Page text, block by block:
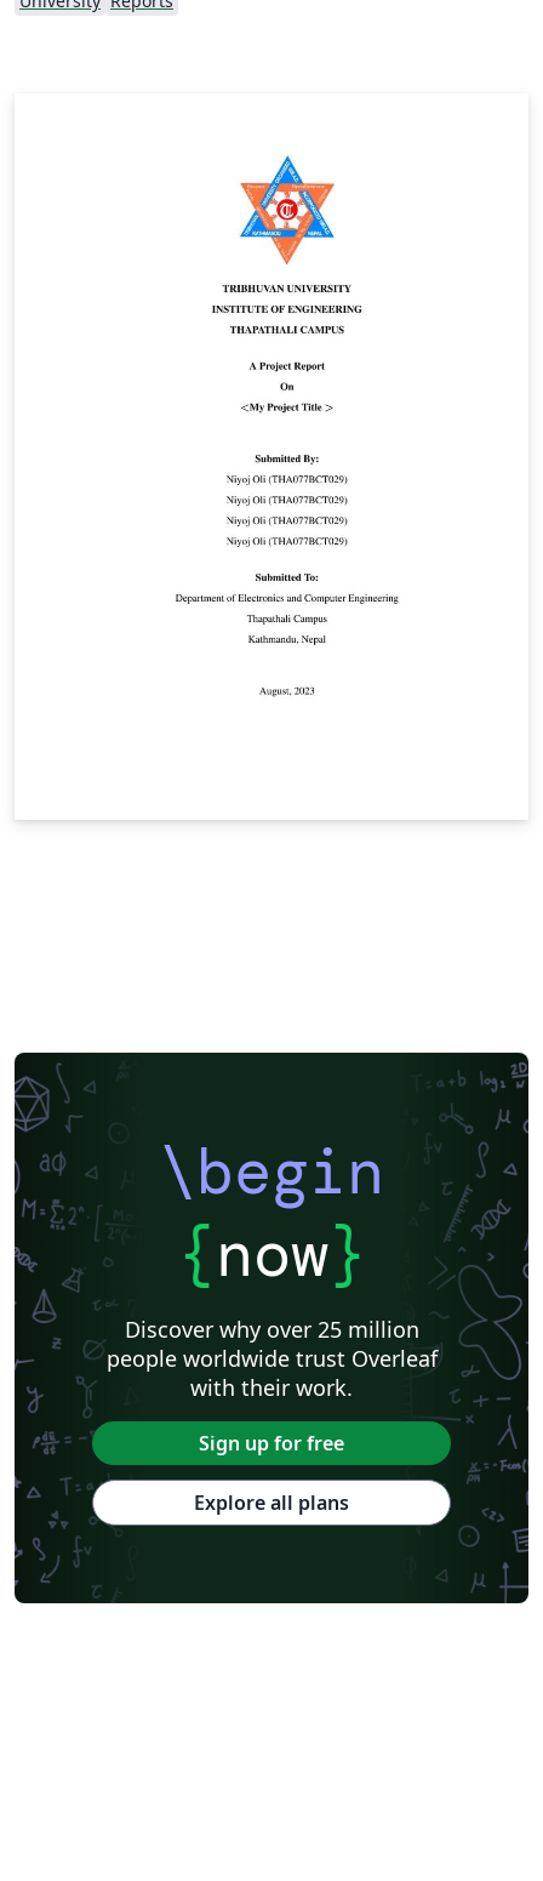
\begin
{now}
Discover why over 25 million
people worldwide trust Overleaf
with their work.
Sign up for free
Explore all plans